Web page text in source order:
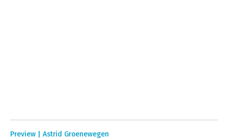
Preview | Astrid Groenewegen